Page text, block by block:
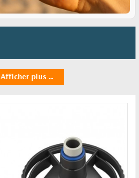
Afficher plus ...